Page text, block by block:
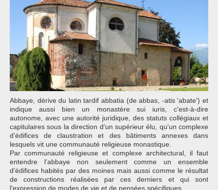
Abbaye, dérive du latin tardif abbatia (de abbas, -atis 'abate') et
indique aussi bien un monastère sui iuris, c'est-à-dire
autonome, avec une autorité juridique, des statuts collégiaux et
capitulaires sous la direction d'un supérieur élu, qu'un complexe
d'édifices de claustration et des bâtiments annexes dans
lesquels vit une communauté religieuse monastique.
Par communauté religieuse et complexe architectural, il faut
entendre l'abbaye non seulement comme un ensemble
d'édifices habités par des moines mais aussi comme le résultat
de constructions réalisées par ces derniers et qui sont
l'expression de modes de vie et de pensées spécifiques.